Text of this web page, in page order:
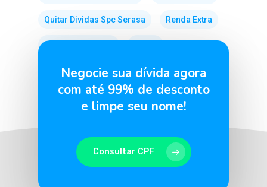
Quitar Dividas Spc Serasa Renda Extra
Sair Do Vermelho
Semana Do Consumidor Venda Direta
Negocie sua dívida agora
com até 99% de desconto
e limpe seu nome!
Consultar CPF